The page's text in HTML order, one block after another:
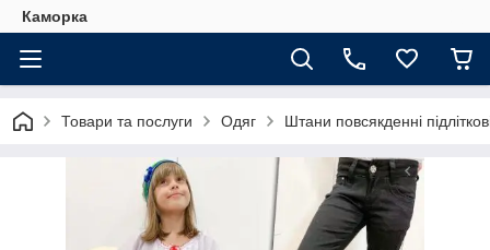
Каморка
Товари та послуги Одяг Штани повсякденні